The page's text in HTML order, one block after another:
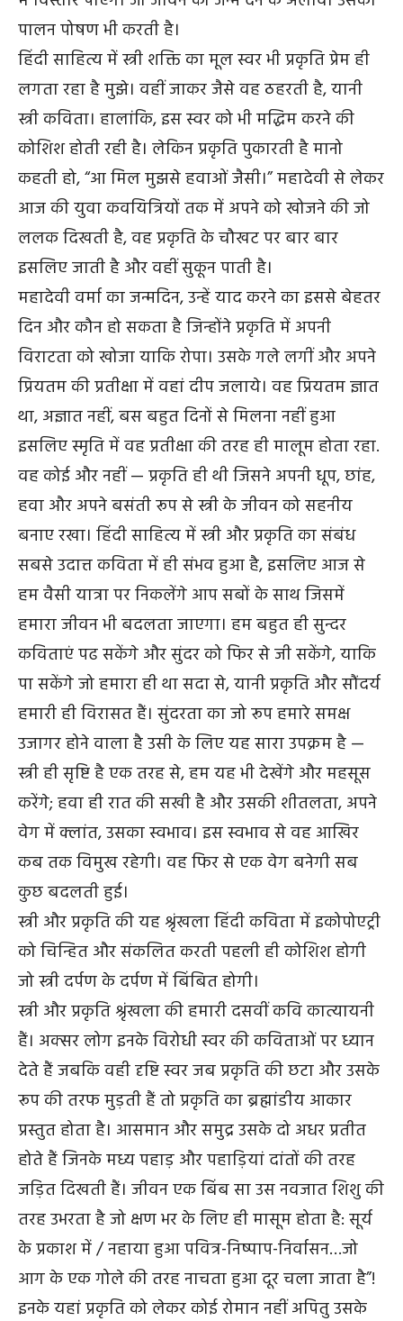
पालन पोषण भी करती है।
हिंदी साहित्य में स्त्री शक्ति का मूल स्वर भी प्रकृति प्रेम ही
लगता रहा है मुझे। वहीं जाकर जैसे वह ठहरती है, यानी
स्त्री कविता। हालांकि, इस स्वर को भी मद्धिम करने की
कोशिश होती रही है। लेकिन प्रकृति पुकारती है मानो
कहती हो, “आ मिल मुझसे हवाओं जैसी।” महादेवी से लेकर
आज की युवा कवयित्रियों तक में अपने को खोजने की जो
ललक दिखती है, वह प्रकृति के चौखट पर बार बार
इसलिए जाती है और वहीं सुकून पाती है।
महादेवी वर्मा का जन्मदिन, उन्हें याद करने का इससे बेहतर
दिन और कौन हो सकता है जिन्होंने प्रकृति में अपनी
विराटता को खोजा याकि रोपा। उसके गले लगीं और अपने
प्रियतम की प्रतीक्षा में वहां दीप जलाये। वह प्रियतम ज्ञात
था, अज्ञात नहीं, बस बहुत दिनों से मिलना नहीं हुआ
इसलिए स्मृति में वह प्रतीक्षा की तरह ही मालूम होता रहा.
वह कोई और नहीं — प्रकृति ही थी जिसने अपनी धूप, छांह,
हवा और अपने बसंती रूप से स्त्री के जीवन को सहनीय
बनाए रखा। हिंदी साहित्य में स्त्री और प्रकृति का संबंध
सबसे उदात्त कविता में ही संभव हुआ है, इसलिए आज से
हम वैसी यात्रा पर निकलेंगे आप सबों के साथ जिसमें
हमारा जीवन भी बदलता जाएगा। हम बहुत ही सुन्दर
कविताएं पढ सकेंगे और सुंदर को फिर से जी सकेंगे, याकि
पा सकेंगे जो हमारा ही था सदा से, यानी प्रकृति और सौंदर्य
हमारी ही विरासत हैं। सुंदरता का जो रूप हमारे समक्ष
उजागर होने वाला है उसी के लिए यह सारा उपक्रम है —
स्त्री ही सृष्टि है एक तरह से, हम यह भी देखेंगे और महसूस
करेंगे; हवा ही रात की सखी है और उसकी शीतलता, अपने
वेग में क्लांत, उसका स्वभाव। इस स्वभाव से वह आखिर
कब तक विमुख रहेगी। वह फिर से एक वेग बनेगी सब
कुछ बदलती हुई।
स्त्री और प्रकृति की यह श्रृंखला हिंदी कविता में इकोपोएट्री
को चिन्हित और संकलित करती पहली ही कोशिश होगी
जो स्त्री दर्पण के दर्पण में बिंबित होगी।
स्त्री और प्रकृति श्रृंखला की हमारी दसवीं कवि कात्यायनी
हैं। अक्सर लोग इनके विरोधी स्वर की कविताओं पर ध्यान
देते हैं जबकि वही दृष्टि स्वर जब प्रकृति की छटा और उसके
रूप की तरफ मुड़ती हैं तो प्रकृति का ब्रह्मांडीय आकार
प्रस्तुत होता है। आसमान और समुद्र उसके दो अधर प्रतीत
होते हैं जिनके मध्य पहाड़ और पहाड़ियां दांतों की तरह
जड़ित दिखती हैं। जीवन एक बिंब सा उस नवजात शिशु की
तरह उभरता है जो क्षण भर के लिए ही मासूम होता है: सूर्य
के प्रकाश में / नहाया हुआ पवित्र-निष्पाप-निर्वासन…जो
आग के एक गोले की तरह नाचता हुआ दूर चला जाता है”!
इनके यहां प्रकृति को लेकर कोई रोमान नहीं अपितु उसके